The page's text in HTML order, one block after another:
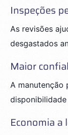
Inspeções
As revisões
desgastados
Maior
A manutenção
Economia a